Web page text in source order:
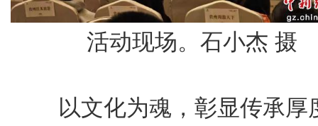
活动现场。石小杰 摄
以文化为魂，彰显传承厚